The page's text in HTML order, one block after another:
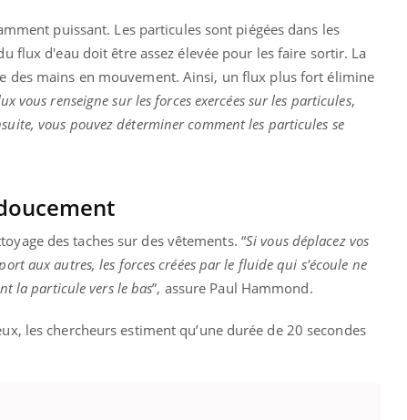
puissant. Les particules sont piégées dans les
flux d'eau doit être assez élevée pour les faire sortir. La
des mains en mouvement. Ainsi, un flux plus fort élimine
vous renseigne sur les forces exercées sur les particules,
vous pouvez déterminer comment les particules se
des taches sur des vêtements. “Si vous déplacez vos
aux autres, les forces créées par le fluide qui s'écoule ne
la particule vers le bas”, assure Paul Hammond.
les chercheurs estiment qu’une durée de 20 secondes
un tout nouveau
plage, piscine,
air… Nos mains
Le Ramadan approche, et, pour de
nombreuses personnes atteintes de
diabète, c'est une période de questions, de
défis, mais ...